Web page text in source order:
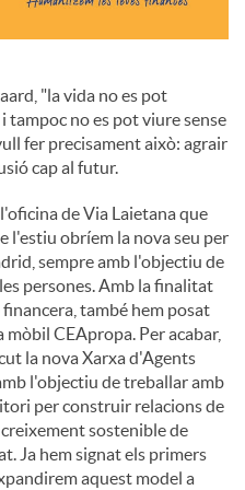
"la vida no es pot
tampoc no es pot viure sense
fer precisament això: agrair
cap al futur.
de Via Laietana que
l'estiu obríem la nova seu per
sempre amb l'objectiu de
persones. Amb la finalitat
també hem posat
CEApropa. Per acabar,
la nova Xarxa d'Agents
l'objectiu de treballar amb
per construir relacions de
sostenible de
Ja hem signat els primers
aquest model a